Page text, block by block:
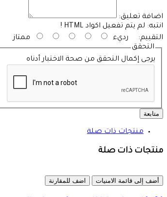
اضافة تعليق:
انتبه: لم يتم تفعيل اكواد HTML !
التقييم:
رديء
ممتاز
التحقق
يرجى إكمال التحقق من صحة الاختبار أدناه
متابعة
منتجات ذات صلة
منتجات ذات صلة
أضف إلى قائمة الامنيات اضف للمقارنة